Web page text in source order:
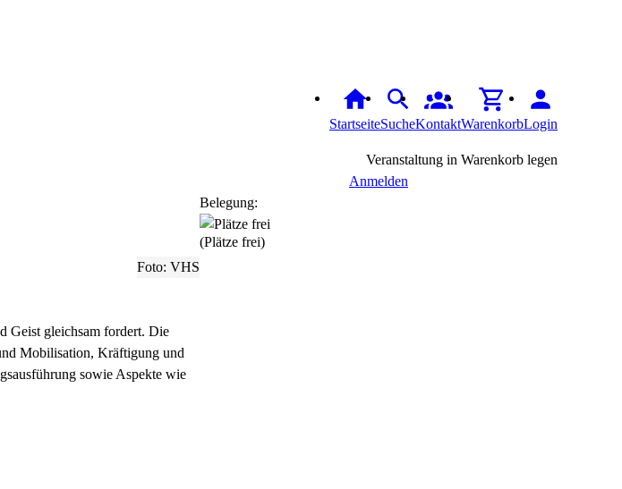
StartseiteSucheKontaktWarenkorbLogin
Foto: VHS
Geist gleichsam fordert. Die
Mobilisation, Kräftigung und
sowie Aspekte wie
Veranstaltung in Warenkorb legen
Anmelden
Belegung:
(Plätze frei)